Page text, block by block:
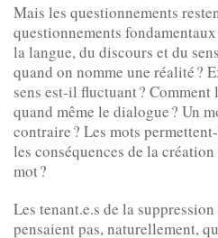
Mais les questionnements
questionnements
la langue, du discours et du
quand on nomme une réalité ?
sens est-il fluctuant ?
quand même le dialogue ? Un
contraire ? Les mots
les conséquences de la
mot ?
Les tenant.e.s de la
pensaient pas, naturellement,